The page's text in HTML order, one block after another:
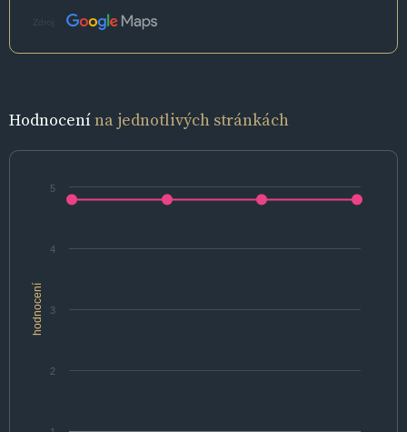
Zdroj:
Hodnocenína jednotlivých stránkách
hodnocení
2
3
4
5